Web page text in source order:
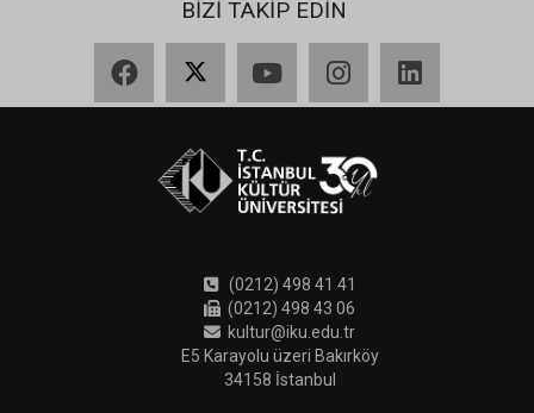
BİZİ TAKİP EDİN
(0212) 498 41 41
(0212) 498 43 06
kultur@iku.edu.tr
E5 Karayolu üzeri Bakırköy
34158 İstanbul